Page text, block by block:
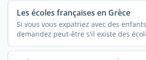
Les écoles françaises en Grèce
Si vous vous expatriez avec des
demandez peut-être s'il existe des